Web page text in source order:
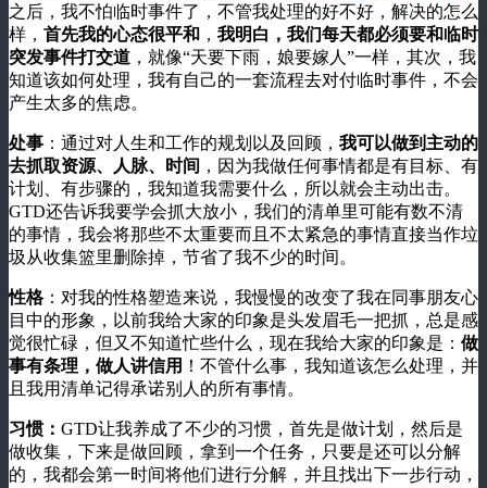
之后，我不怕临时事件了，不管我处理的好不好，解决的怎么
样， 首先我的心态很平和 ， 我明白，我们每天都必须要和临时
突发事件打交道 ，就像“天要下雨，娘要嫁人”一样，其次，我
知道该如何处理，我有自己的一套流程去对付临时事件，不会
产生太多的焦虑。
处事 ：通过对人生和工作的规划以及回顾， 我可以做到主动的
去抓取资源、人脉、时间 ，因为我做任何事情都是有目标、有
计划、有步骤的，我知道我需要什么，所以就会主动出击。
GTD还告诉我要学会抓大放小，我们的清单里可能有数不清
的事情，我会将那些不太重要而且不太紧急的事情直接当作垃
圾从收集篮里删除掉，节省了我不少的时间。
性格：对我的性格塑造来说，我慢慢的改变了我在同事朋友心
目中的形象，以前我给大家的印象是头发眉毛一把抓，总是感
觉很忙碌，但又不知道忙些什么，现在我给大家的印象是： 做
事有条理，做人讲信用 ！不管什么事，我知道该怎么处理，并
且我用清单记得承诺别人的所有事情。
习惯： GTD让我养成了不少的习惯，首先是做计划，然后是
做收集，下来是做回顾，拿到一个任务，只要是还可以分解
的，我都会第一时间将他们进行分解，并且找出下一步行动，